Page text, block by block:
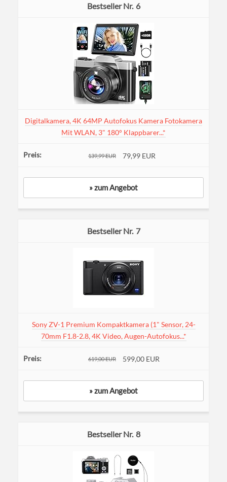
6
Digitalkamera, 4K 64MP Autofokus Kamera Fotokamera
Mit WLAN, 3" 180° Klappbarer...*
139,99 EUR 79,99 EUR
» zum Angebot
7
Sony ZV-1 Premium Kompaktkamera (1" Sensor, 24-
70mm F1.8-2.8, 4K Video, Augen-Autofokus...*
619,00 EUR 599,00 EUR
» zum Angebot
8